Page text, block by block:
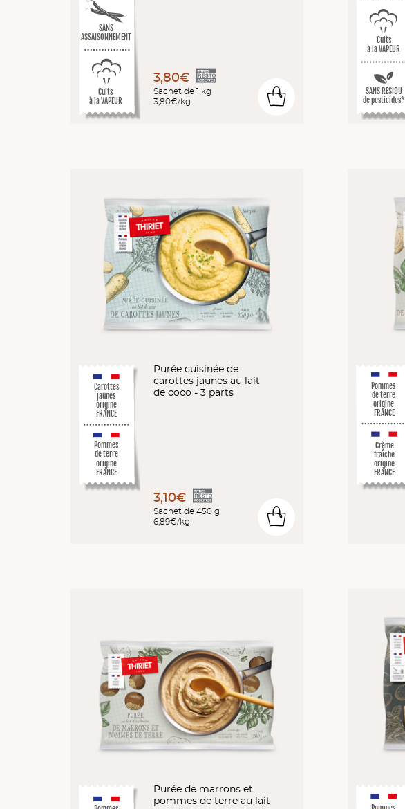
Cuits
à la VAPEUR
SANS
ASSAISONNEMENT
3,80€
Sachet de 1 kg
3,80€/kg
0 SANS RÉSIDU
de pesticides*
Cuits
à la VAPEUR
Carottes
jaunes
origine
FRANCE
Pommes
de terre
origine
FRANCE
Purée cuisinée de
carottes jaunes au lait
de coco - 3 parts
3,10€
Sachet de 450 g
6,89€/kg
0
Pommes
de terre
origine
FRANCE
Crème
fraîche
origine
FRANCE
Purée de marrons et
pommes de terre au lait